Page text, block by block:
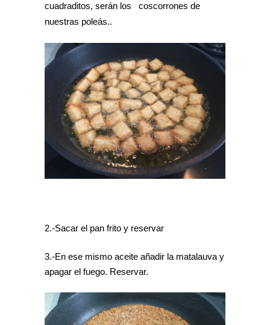
cuadraditos, serán los coscorrones de
nuestras poleás..
2.-Sacar el pan frito y reservar
3.-En ese mismo aceite añadir la matalauva y
apagar el fuego. Reservar.